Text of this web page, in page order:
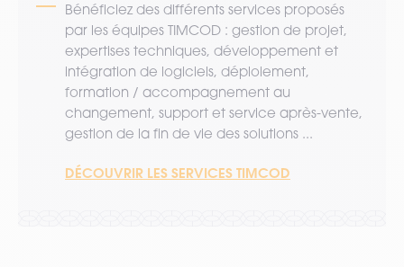
Bénéficiez des différents services proposés
par les équipes TIMCOD : gestion de projet,
expertises techniques, développement et
intégration de logiciels, déploiement,
formation / accompagnement au
changement, support et service après-vente,
gestion de la fin de vie des solutions ...
DÉCOUVRIR LES SERVICES TIMCOD